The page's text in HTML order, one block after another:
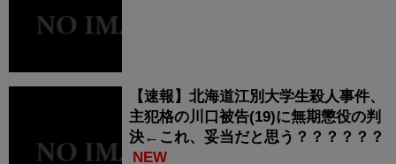
【速報】北海道江別大学生殺人事件、
主犯格の川口被告(19)に無期懲役の判
決←これ、妥当だと思う？？？？？？
NEW